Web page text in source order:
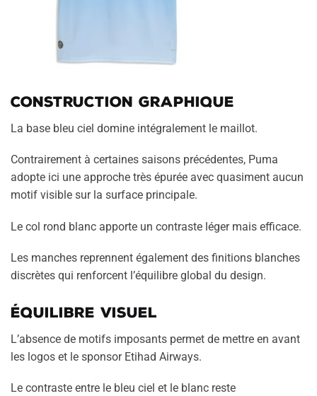
Construction graphique
La base bleu ciel domine intégralement le maillot.
Contrairement à certaines saisons précédentes, Puma
adopte ici une approche très épurée avec quasiment aucun
motif visible sur la surface principale.
Le col rond blanc apporte un contraste léger mais efficace.
Les manches reprennent également des finitions blanches
discrètes qui renforcent l’équilibre global du design.
Équilibre visuel
L’absence de motifs imposants permet de mettre en avant
les logos et le sponsor Etihad Airways.
Le contraste entre le bleu ciel et le blanc reste